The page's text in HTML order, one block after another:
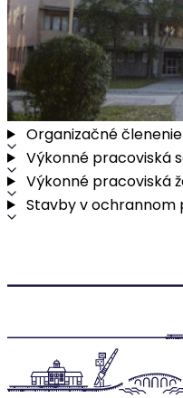
Organizačné členenie
Výkonné pracoviská
Výkonné pracoviská
Stavby v ochrannom